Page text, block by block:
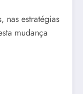
nas estratégias
mudança